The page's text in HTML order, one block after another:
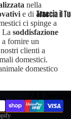
Traccia il
nella
e di alta
ci spinge a
La soddisfazione
fornire un
clienti a
domestici.
domestico